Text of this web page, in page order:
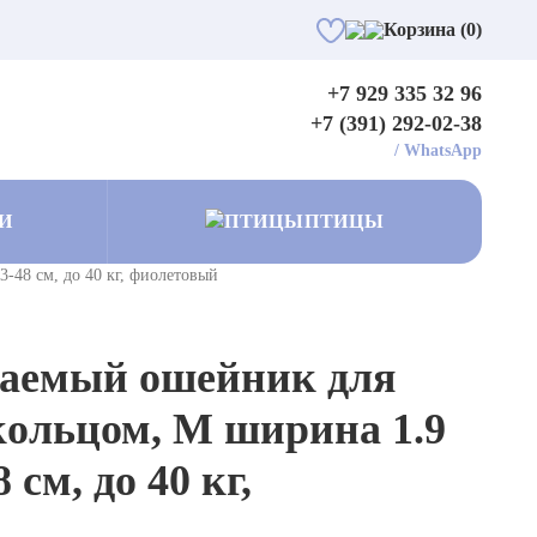
Корзина (0)
+7 929 335 32 96
+7 (391) 292-02-38
/ WhatsApp
ПТИЦЫ
48 см, до 40 кг, фиолетовый
ошейник для
M ширина 1.9
см, до 40 кг,